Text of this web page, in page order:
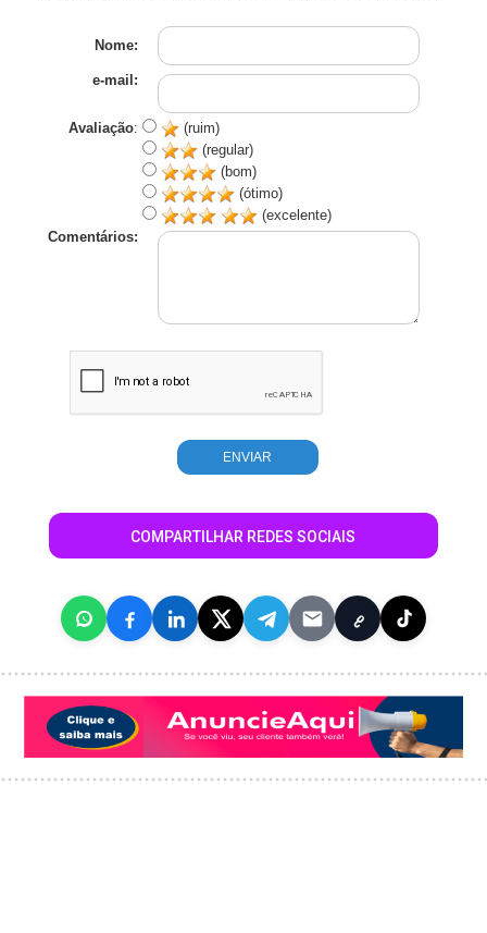
Nome:
e-mail:
Avaliação:
(ruim)
(regular)
(bom)
(ótimo)
(excelente)
Comentários:
COMPARTILHAR REDES SOCIAIS